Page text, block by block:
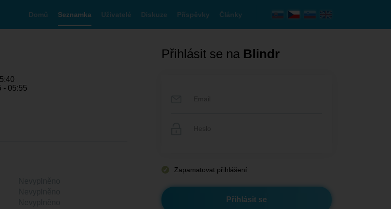
Domů Seznamka Uživatelé Diskuze Příspěvky Články
- 05:55
Přihlásit se na Blindr
Zapamatovat přihlášení